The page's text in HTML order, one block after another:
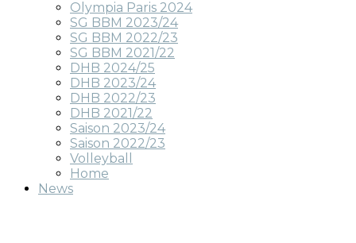
Olympia Paris 2024
SG BBM 2023/24
SG BBM 2022/23
SG BBM 2021/22
DHB 2024/25
DHB 2023/24
DHB 2022/23
DHB 2021/22
Saison 2023/24
Saison 2022/23
Volleyball
Home
News